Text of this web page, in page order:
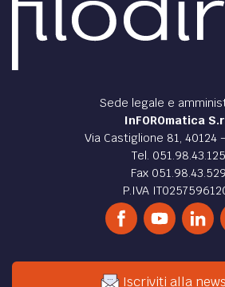
Sede legale e
InFOROmatica
Via Castiglione 81, 40124
Tel. 051.98.43.125
Fax 051.98.43.529
P.IVA
Iscriviti alla